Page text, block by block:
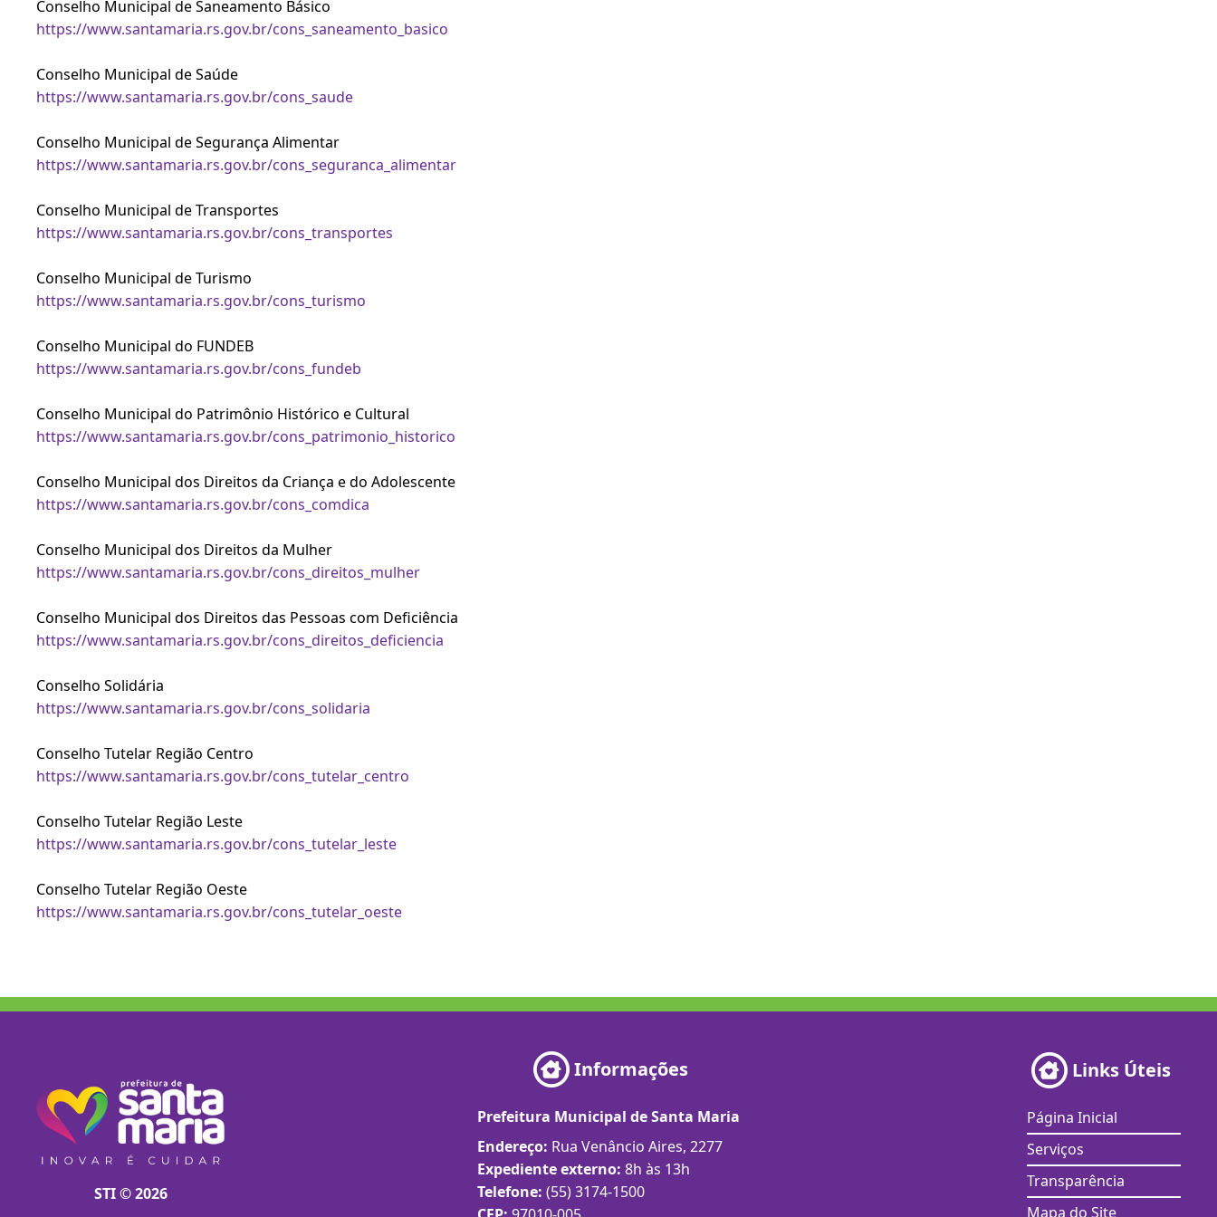
Conselho Municipal de Saneamento Básico
https://www.santamaria.rs.gov.br/cons_saneamento_basico
Conselho Municipal de Saúde
https://www.santamaria.rs.gov.br/cons_saude
Conselho Municipal de Segurança Alimentar
https://www.santamaria.rs.gov.br/cons_seguranca_alimentar
Conselho Municipal de Transportes
https://www.santamaria.rs.gov.br/cons_transportes
Conselho Municipal de Turismo
https://www.santamaria.rs.gov.br/cons_turismo
Conselho Municipal do FUNDEB
https://www.santamaria.rs.gov.br/cons_fundeb
Conselho Municipal do Patrimônio Histórico e Cultural
https://www.santamaria.rs.gov.br/cons_patrimonio_historico
Conselho Municipal dos Direitos da Criança e do Adolescente
https://www.santamaria.rs.gov.br/cons_comdica
Conselho Municipal dos Direitos da Mulher
https://www.santamaria.rs.gov.br/cons_direitos_mulher
Conselho Municipal dos Direitos das Pessoas com Deficiência
https://www.santamaria.rs.gov.br/cons_direitos_deficiencia
Conselho Solidária
https://www.santamaria.rs.gov.br/cons_solidaria
Conselho Tutelar Região Centro
https://www.santamaria.rs.gov.br/cons_tutelar_centro
Conselho Tutelar Região Leste
https://www.santamaria.rs.gov.br/cons_tutelar_leste
Conselho Tutelar Região Oeste
https://www.santamaria.rs.gov.br/cons_tutelar_oeste
STI © 2026
Informações
Prefeitura Municipal de Santa Maria
Endereço: Rua Venâncio Aires, 2277
Expediente externo: 8h às 13h
Telefone: (55) 3174-1500
Links Úteis
Página Inicial
Serviços
Transparência
Mapa do Site